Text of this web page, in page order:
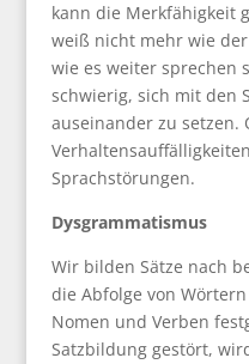
kann die Merkfähigkeit
weiß nicht mehr wie
wie es weiter sprechen
schwierig, sich mit den
auseinander zu setzen.
Sprachstörungen.
Dysgrammatismus
Wir bilden Sätze nach
die Abfolge von
Nomen und Verben
Satzbildung gestört,